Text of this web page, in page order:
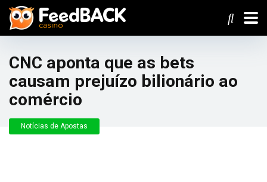
CNC aponta que as bets
causam prejuízo bilionário ao
comércio
Notícias de Apostas